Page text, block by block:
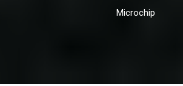
Microchip